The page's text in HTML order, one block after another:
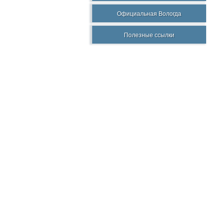
Официальная Вологда
Полезные ссылки